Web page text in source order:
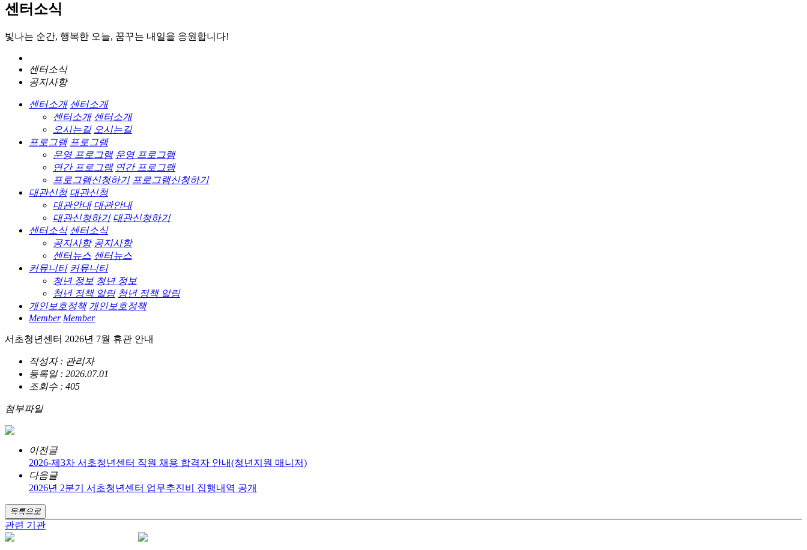
센터소식
빛나는 순간, 행복한 오늘, 꿈꾸는 내일을 응원합니다!
센터소식
공지사항
센터소개 센터소개
센터소개 센터소개
오시는길 오시는길
프로그램 프로그램
운영 프로그램 운영 프로그램
연간 프로그램 연간 프로그램
프로그램신청하기 프로그램신청하기
대관신청 대관신청
대관안내 대관안내
대관신청하기 대관신청하기
센터소식 센터소식
공지사항 공지사항
센터뉴스 센터뉴스
커뮤니티 커뮤니티
청년 정보 청년 정보
청년 정책 알림 청년 정책 알림
개인보호정책 개인보호정책
Member Member
서초청년센터 2026년 7월 휴관 안내
작성자 : 관리자
등록일 : 2026.07.01
조회수 : 405
첨부파일
이전글
2026-제3차 서초청년센터 직원 채용 합격자 안내(청년지원 매니저)
다음글
2026년 2분기 서초청년센터 업무추진비 집행내역 공개
목록으로
관련 기관